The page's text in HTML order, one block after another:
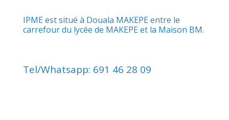
IPME est situé à Douala MAKEPE entre le
carrefour du lycée de MAKEPE et la Maison BM.
Tel/Whatsapp: 691 46 28 09